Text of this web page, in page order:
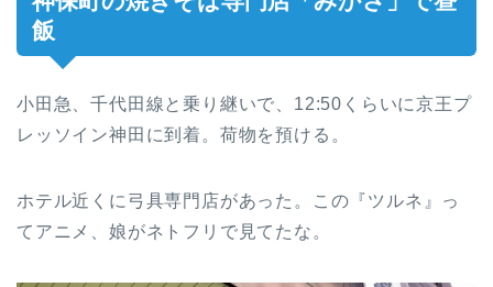
飯
小田急、千代田線と乗り継いで、12:50くらいに京王プ
レッソイン神田に到着。荷物を預ける。
ホテル近くに弓具専門店があった。この『ツルネ』っ
てアニメ、娘がネトフリで見てたな。